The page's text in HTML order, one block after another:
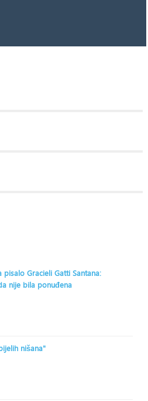
Gracieli Gatti Santana:
nije bila ponuđena
nišana"